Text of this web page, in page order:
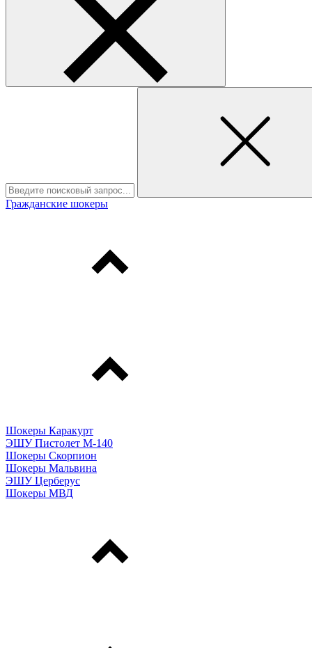
Гражданские шокеры
Шокеры Каракурт
ЭШУ Пистолет М-140
Шокеры Скорпион
Шокеры Мальвина
ЭШУ Церберус
Шокеры МВД